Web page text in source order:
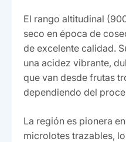
El rango altitudinal
seco en época de
de excelente calidad.
una acidez vibrante,
que van desde frutas
dependiendo del
La región es pionera
microlotes trazables,